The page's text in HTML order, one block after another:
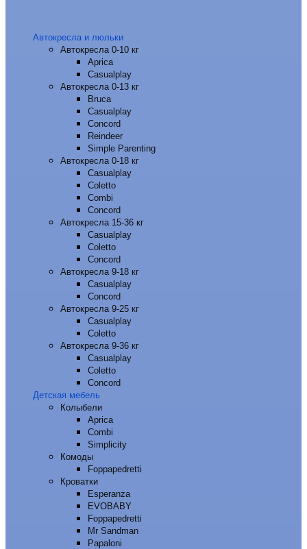
Автокресла и люльки
Автокресла 0-10 кг
Aprica
Casualplay
Автокресла 0-13 кг
Bruca
Casualplay
Concord
Reindeer
Simple Parenting
Автокресла 0-18 кг
Casualplay
Coletto
Combi
Concord
Автокресла 15-36 кг
Casualplay
Coletto
Concord
Автокресла 9-18 кг
Casualplay
Concord
Автокресла 9-25 кг
Casualplay
Coletto
Автокресла 9-36 кг
Casualplay
Coletto
Concord
Детская мебель
Колыбели
Aprica
Combi
Simplicity
Комоды
Foppapedretti
Кроватки
Esperanza
EVOBABY
Foppapedretti
Mr Sandman
Papaloni